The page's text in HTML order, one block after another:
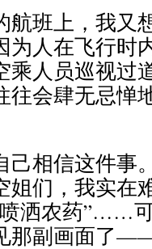
航班上，我又
为人在飞行时
乘人员巡视过
往会肆无忌
己相信这件事
姐们，我实在
洒农药”……
那副画面了